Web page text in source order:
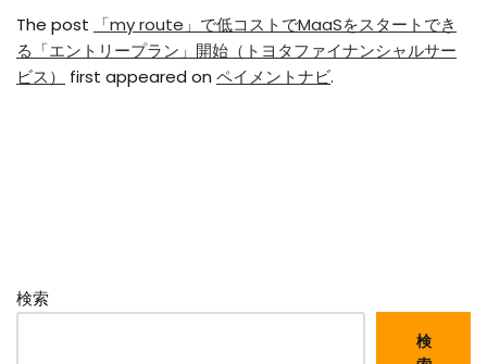
The post
「my route」で低コストでMaaSをスタートでき
る「エントリープラン」開始（トヨタファイナンシャルサー
ビス）
first appeared on ペイメントナビ.
検索
検